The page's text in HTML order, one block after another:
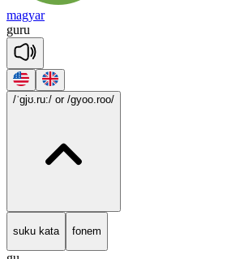
magyar
guru
/ˈgjʊ.ru:/ or /gyoo.roo/
suku kata fonem